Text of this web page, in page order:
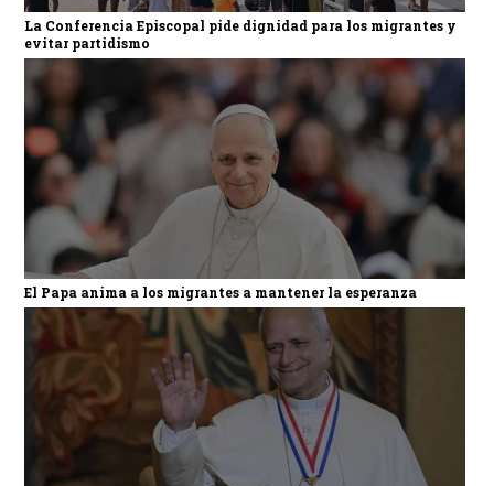
La Conferencia Episcopal pide dignidad para los migrantes y
evitar partidismo
El Papa anima a los migrantes a mantener la esperanza